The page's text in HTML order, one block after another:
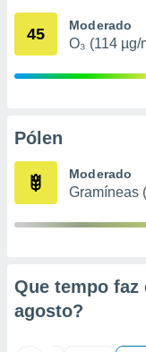
através
estudos
1199
45 Moderado
O₃ (114 µg/
Pólen
Moderado
Gramíneas
Que tempo faz
agosto?